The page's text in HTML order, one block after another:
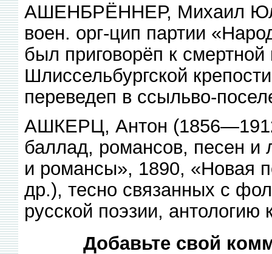
АШЕНБРЁННЕР, Михаил
воен. орг-цип партии
был приговорёп к
Шлиссельбургской
переведеп в ссыльво-
АШКЕРЦ, Антон
баллад, романсов, песен и
и романсы», 1890, «Новая
др.), тесно связанных с
русской поэзии, антологию
Добавьте свой